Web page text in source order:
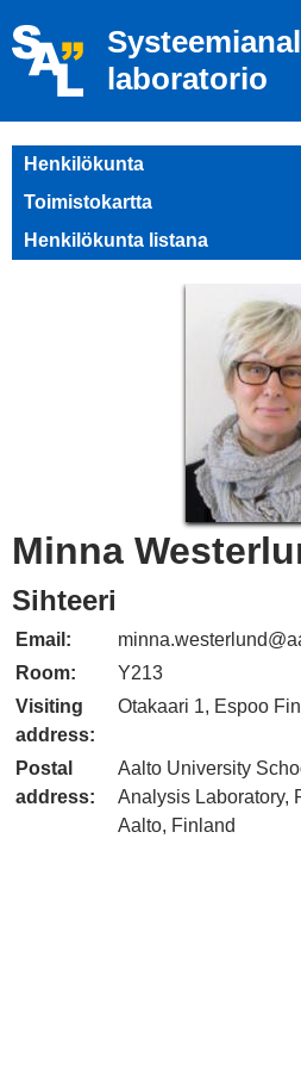
laboratorio
Henkilökunta
Toimistokartta
Henkilökunta listana
Minna
Sihteeri
Email: minna.westerlund@a
Room:
Y213
Visiting
address:
Otakaari 1, Espoo
Postal
address:
Aalto University
Analysis Laboratory,
Aalto, Finland